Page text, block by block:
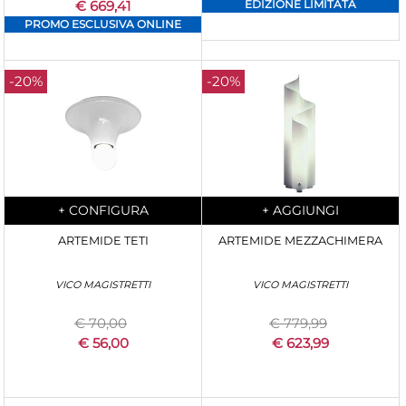
€ 669,41
PROMO ESCLUSIVA ONLINE
EDIZIONE LIMITATA
-20%
Quantità
+ CONFIGURA
ARTEMIDE TETI
VICO MAGISTRETTI
€ 70,00
€ 56,00
-20%
Quantità
+ AGGIUNGI
ARTEMIDE MEZZACHIMERA
VICO MAGISTRETTI
€ 779,99
€ 623,99